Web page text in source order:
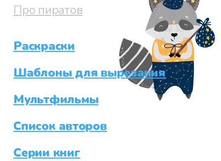
Про пиратов
Раскраски
Шаблоны для вырезания
Мультфильмы
Список авторов
Серии книг